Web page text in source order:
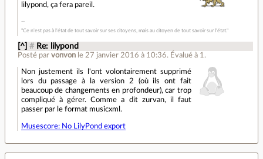
lilypond, ça fera pareil.
"Ce n'est pas à l'état de tout savoir sur ses citoyens, mais au citoyen de tout savoir sur l'état."
[^] # Re: lilypond
Posté par vonvon le 27 janvier 2016 à 10:36. Évalué à 1 .
Non justement ils l'ont volontairement supprimé
lors du passage à la version 2 (où ils ont fait
beaucoup de changements en profondeur), car trop
compliqué à gérer. Comme a dit zurvan, il faut
passer par le format musicxml.
Musescore: No LilyPond export